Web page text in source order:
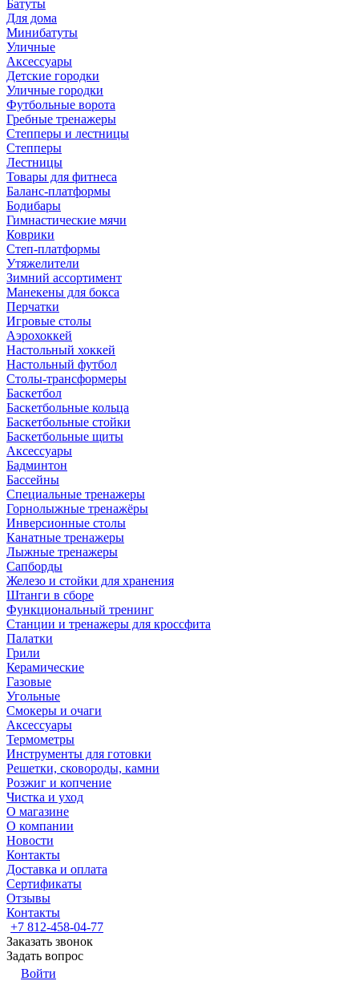
Батуты
Для дома
Минибатуты
Уличные
Аксессуары
Детские городки
Уличные городки
Футбольные ворота
Гребные тренажеры
Степперы и лестницы
Степперы
Лестницы
Товары для фитнеса
Баланс-платформы
Бодибары
Гимнастические мячи
Коврики
Степ-платформы
Утяжелители
Зимний ассортимент
Манекены для бокса
Перчатки
Игровые столы
Аэрохоккей
Настольный хоккей
Настольный футбол
Столы-трансформеры
Баскетбол
Баскетбольные кольца
Баскетбольные стойки
Баскетбольные щиты
Аксессуары
Бадминтон
Бассейны
Специальные тренажеры
Горнолыжные тренажёры
Инверсионные столы
Канатные тренажеры
Лыжные тренажеры
Сапборды
Железо и стойки для хранения
Штанги в сборе
Функциональный тренинг
Станции и тренажеры для кроссфита
Палатки
Грили
Керамические
Газовые
Угольные
Смокеры и очаги
Аксессуары
Термометры
Инструменты для готовки
Решетки, сковороды, камни
Розжиг и копчение
Чистка и уход
О магазине
О компании
Новости
Контакты
Доставка и оплата
Сертификаты
Отзывы
Контакты
+7 812-458-04-77
Заказать звонок
Задать вопрос
Войти